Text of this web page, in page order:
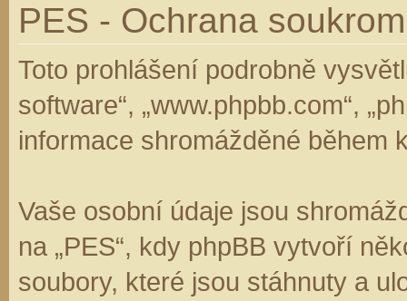
PES - Ochrana
Toto prohlášení podrobně
software“, „www.phpbb.com“,
informace shromážděné během
Vaše osobní údaje jsou
na „PES“, kdy phpBB vytvoří
soubory, které jsou stáhnuty a